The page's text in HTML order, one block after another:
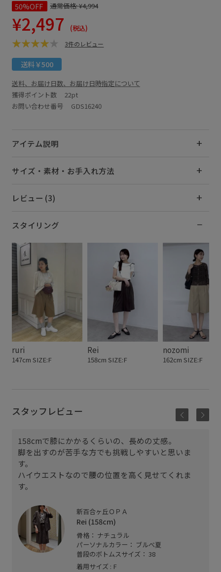
50%OFF 通常価格:¥4,994
¥2,497 (税込)
3件のレビュー
送料￥500
送料、お届け日数、お届け日時指定について
獲得ポイント数 22pt
お問い合わせ番号 GDS16240
アイテム説明
サイズ・素材・お手入れ方法
レビュー (3)
スタイリング
ruri
147cm SIZE:F
Rei
158cm SIZE:F
nozomi
162cm SIZE:F
スタッフレビュー
158cmで膝にかかるくらいの、長めの丈感。
脚を出すのが苦手な方でも挑戦しやすいと思いま
す。
ハイウエストなので腰の位置を高く見せてくれま
す。
新百合ヶ丘ＯＰＡ
Rei (158cm)
骨格： ナチュラル
パーソナルカラー： ブルべ夏
普段のボトムスサイズ： 38
着用サイズ : F